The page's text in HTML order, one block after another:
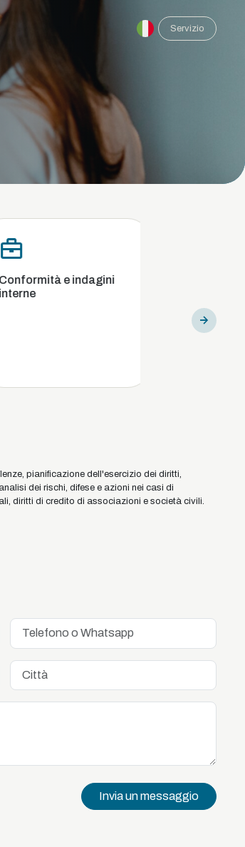
Servizio
e indagini
pianificazione dell'esercizio dei diritti,
dei rischi, difese e azioni nei casi di
diritti di credito di associazioni e società civili.
Invia un messaggio